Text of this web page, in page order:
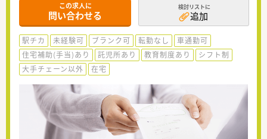
この求人に
問い合わせる
検討リストに
追加
駅チカ 未経験可 ブランク可 転勤なし
車通勤可
住宅補助(手当)あり
託児所あり 教育制度あり
シフト制
大手チェーン以外
在宅